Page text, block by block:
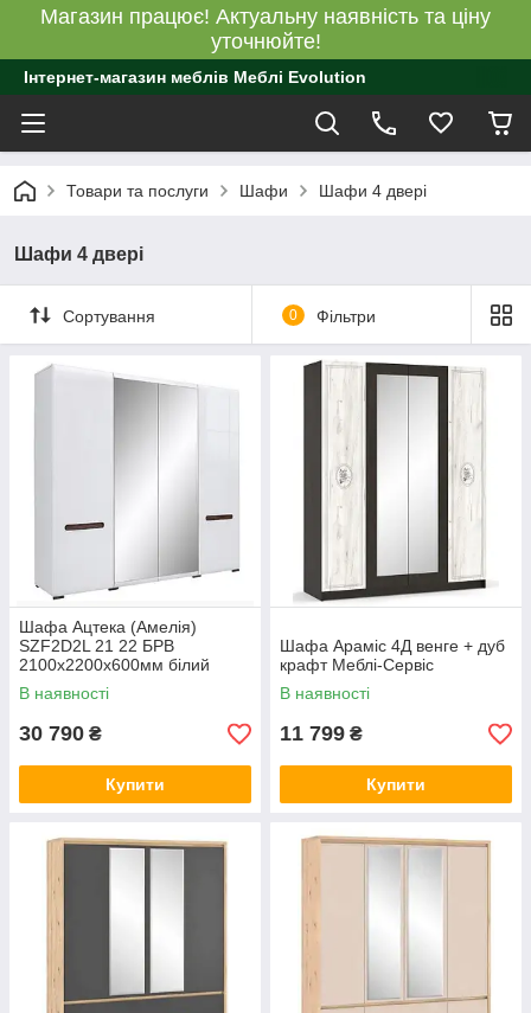
Магазин працює! Актуальну наявність та ціну
уточнюйте!
Інтернет-магазин меблів Меблі Evolution
Товари та послуги Шафи Шафи 4 двері
Шафи 4 двері
Сортування 0 Фільтри
Шафа Ацтека (Амелія)
SZF2D2L 21 22 БРВ
2100x2200x600мм білий
глянець + венге магія
В наявності
30 790 ₴
Купити
Шафа Араміс 4Д венге + дуб
крафт Меблі-Сервіс
В наявності
11 799 ₴
Купити